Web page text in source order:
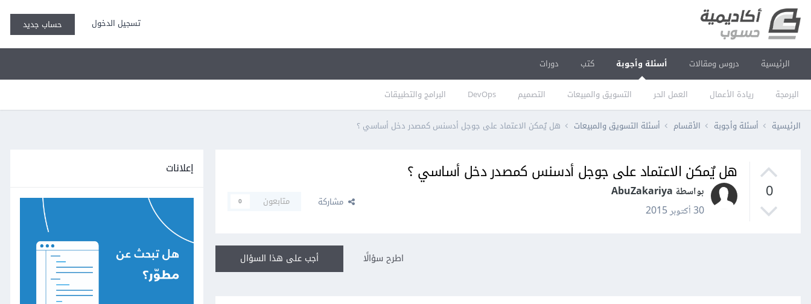
تسجيل الدخول حساب جديد
الرئيسية دروس ومقالات أسئلة وأجوبة
البرمجة ريادة الأعمال العمل الحر التسويق والمبيعات التصميم DevOps البرامج والتطبيقات
كتب دورات
الرئيسية أسئلة وأجوبة الأقسام أسئلة التسويق والمبيعات هل يٌمكن الاعتماد على جوجل أدسنس كمصدر دخل أساسي ؟
0
هل يٌمكن الاعتماد على جوجل أدسنس كمصدر دخل أساسي ؟
بواسطة AbuZakariya
30 أكتوبر 2015
مشاركة متابعون 0
أجب على هذا السؤال اطرح سؤالًا
إعلانات